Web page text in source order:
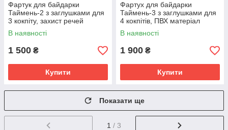
Фартук для байдарки
Таймень-2 з заглушками для
3 кокпіту, захист речей
В наявності
1 500 ₴
Купити
Фартух для байдарки
Таймень-3 з заглушками для
4 кокпітів, ПВХ матеріал
В наявності
1 900 ₴
Купити
Показати ще
1 / 3